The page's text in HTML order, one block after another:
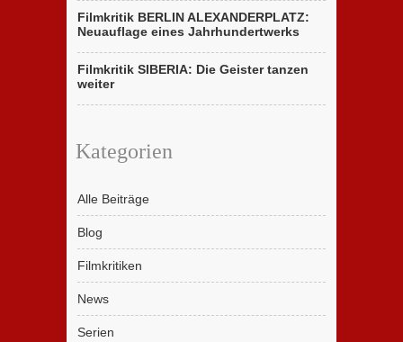
Filmkritik BERLIN ALEXANDERPLATZ:
Neuauflage eines Jahrhundertwerks
Filmkritik SIBERIA: Die Geister tanzen
weiter
Kategorien
Alle Beiträge
Blog
Filmkritiken
News
Serien